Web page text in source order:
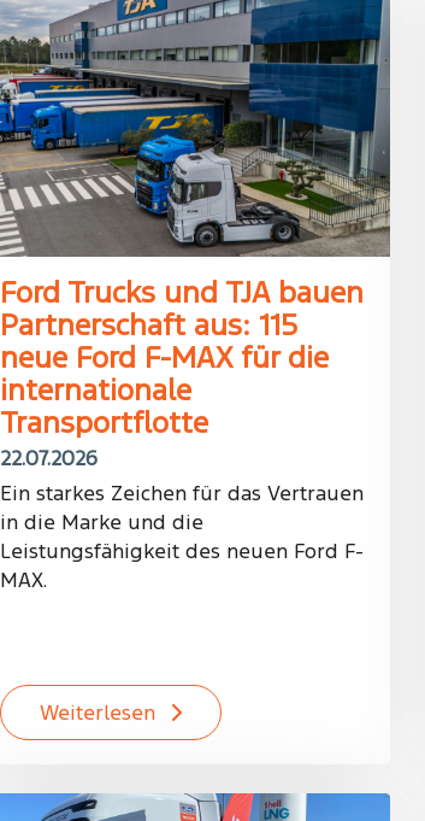
Ford Trucks und TJA bauen
Partnerschaft aus: 115
neue Ford F-MAX für die
internationale
Transportflotte
22.07.2026
Ein starkes Zeichen für das Vertrauen
in die Marke und die
Leistungsfähigkeit des neuen Ford F-
MAX.
Weiterlesen